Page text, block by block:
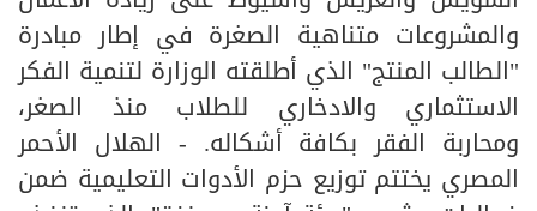
والمشروعات متناهية الصغرة في إطار مبادرة
"الطالب المنتج" الذي أطلقته الوزارة لتنمية الفكر
الاستثماري والادخاري للطلاب منذ الصغر،
ومحاربة الفقر بكافة أشكاله. - الهلال الأحمر
المصري يختتم توزيع حزم الأدوات التعليمية ضمن